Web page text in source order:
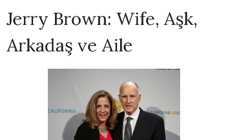
Jerry Brown: Wife, Aşk,
Arkadaş ve Aile